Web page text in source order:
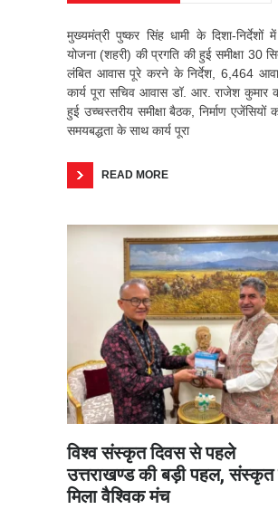
मुख्यमंत्री पुष्कर सिंह धामी के दिशा-निर्देशों
योजना (शहरी) की प्रगति की हुई समीक्षा 30
लंबित आवास पूरे करने के निर्देश, 6,464
कार्य पूरा सचिव आवास डॉ. आर. राजेश कुमार
हुई उच्चस्तरीय समीक्षा बैठक, निर्माण एजेंसियों
समयबद्धता के साथ कार्य पूरा
READ MORE
विश्व संस्कृत दिवस से पहले
उत्तराखण्ड की बड़ी पहल, संस्कृत
मिला वैश्विक मंच